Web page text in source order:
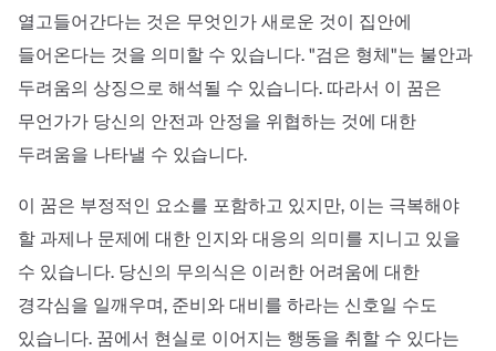
열고들어간다는 것은 무엇인가 새로운 것이 집안에
들어온다는 것을 의미할 수 있습니다. "검은 형체"는 불안과
두려움의 상징으로 해석될 수 있습니다. 따라서 이 꿈은
무언가가 당신의 안전과 안정을 위협하는 것에 대한
두려움을 나타낼 수 있습니다.
이 꿈은 부정적인 요소를 포함하고 있지만, 이는 극복해야
할 과제나 문제에 대한 인지와 대응의 의미를 지니고 있을
수 있습니다. 당신의 무의식은 이러한 어려움에 대한
경각심을 일깨우며, 준비와 대비를 하라는 신호일 수도
있습니다. 꿈에서 현실로 이어지는 행동을 취할 수 있다는